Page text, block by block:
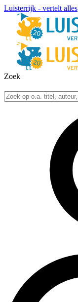
Luisterrijk - vertelt alles
Zoek